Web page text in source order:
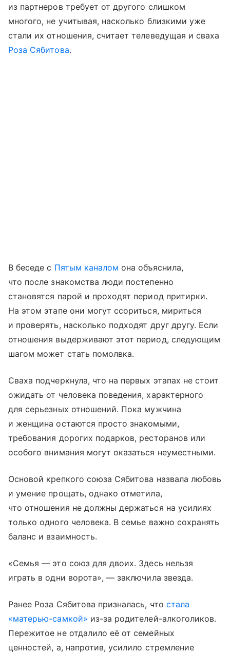
из партнеров требует от другого слишком
многого, не учитывая, насколько близкими уже
стали их отношения, считает телеведущая и сваха
Роза Сябитова.
В беседе с Пятым каналом она объяснила,
что после знакомства люди постепенно
становятся парой и проходят период притирки.
На этом этапе они могут ссориться, мириться
и проверять, насколько подходят друг другу. Если
отношения выдерживают этот период, следующим
шагом может стать помолвка.
Сваха подчеркнула, что на первых этапах не стоит
ожидать от человека поведения, характерного
для серьезных отношений. Пока мужчина
и женщина остаются просто знакомыми,
требования дорогих подарков, ресторанов или
особого внимания могут оказаться неуместными.
Основой крепкого союза Сябитова назвала любовь
и умение прощать, однако отметила,
что отношения не должны держаться на усилиях
только одного человека. В семье важно сохранять
баланс и взаимность.
«Семья — это союз для двоих. Здесь нельзя
играть в одни ворота», — заключила звезда.
Ранее Роза Сябитова призналась, что стала
«матерью-самкой» из-за родителей-алкоголиков.
Пережитое не отдалило её от семейных
ценностей, а, напротив, усилило стремление